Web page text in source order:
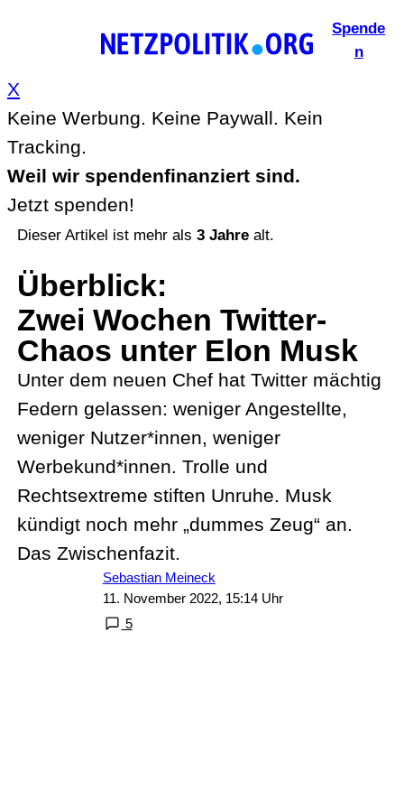
springen
Spende
n
X
Keine Werbung. Keine Paywall. Kein
Tracking.
Weil wir spendenfinanziert sind.
Jetzt spenden!
Dieser Artikel ist mehr als 3 Jahrealt.
Überblick:
Zwei Wochen Twitter-
Chaos unter Elon Musk
Unter dem neuen Chef hat Twitter mächtig
Federn gelassen: weniger Angestellte,
weniger Nutzer*innen, weniger
Werbekund*innen. Trolle und
Rechtsextreme stiften Unruhe. Musk
kündigt noch mehr „dummes Zeug“ an.
Das Zwischenfazit.
Sebastian Meineck
11. November 2022, 15:14 Uhr
5